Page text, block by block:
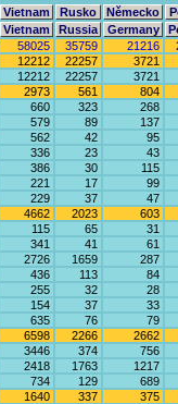
Vietnam Rusko Německo
Vietnam Russia Germany
58025 35759 21216
12212 22257
3721
12212 22257
3721
2973 561
804
660 323
268
579 89
137
562 42
95
336 23
43
386 30
115
221 17
99
229 37
47
4662 2023
603
115 65
31
341 41
61
2726 1659
287
436 113
84
255 32
28
154 37
33
635 76
79
6598 2266
2662
3446 374
756
2418 1763
1217
734 129
689
1640 337
375